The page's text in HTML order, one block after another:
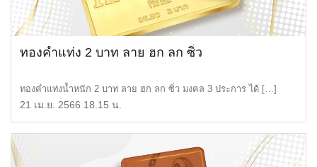
ทองคำแท่ง 2 บาท ลาย ฮก ลก ซิ่ว
ทองคำแท่งน้ำหนัก 2 บาท ลาย ฮก ลก ซิ่ว มงคล 3 ประการ ได้ […]
21 เม.ย. 2566 18.15 น.